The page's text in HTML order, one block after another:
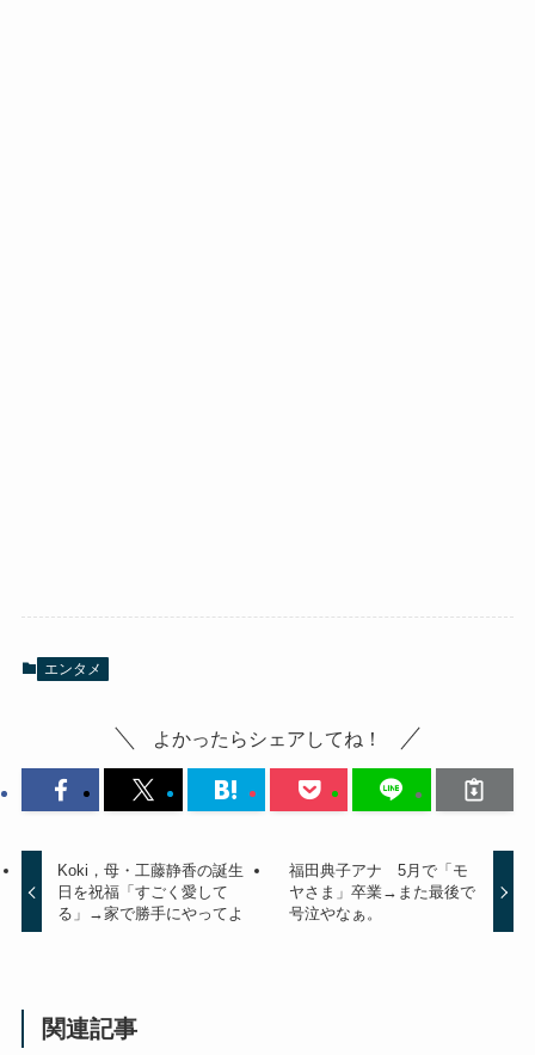
エンタメ
よかったらシェアしてね！
Koki，母・工藤静香の誕生
日を祝福「すごく愛して
る」→家で勝手にやってよ
福田典子アナ 5月で「モ
ヤさま」卒業→また最後で
号泣やなぁ。
関連記事